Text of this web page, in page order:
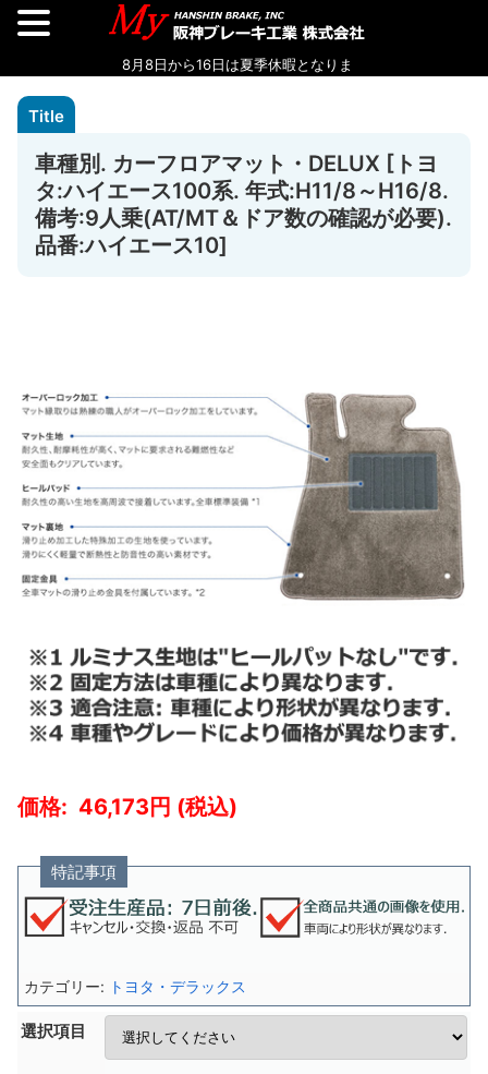
車種別. カーフロアマット・DELUX [トヨ
タ:ハイエース100系. 年式:H11/8～H16/8.
備考:9人乗(AT/MT＆ドア数の確認が必要).
品番:ハイエース10]
46,173
特記事項
選択項目
カテゴリー: トヨタ・デラックス